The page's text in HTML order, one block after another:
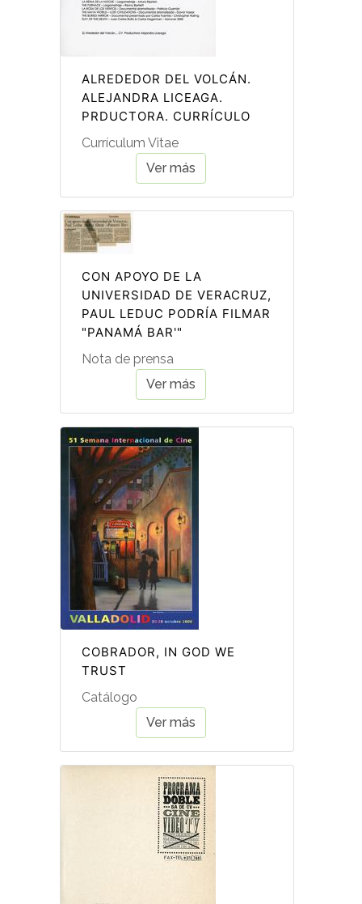
ALREDEDOR DEL VOLCÁN.
ALEJANDRA LICEAGA.
PRDUCTORA. CURRÍCULO
Currículum Vitae
Ver más
CON APOYO DE LA
UNIVERSIDAD DE VERACRUZ,
PAUL LEDUC PODRÍA FILMAR
"PANAMÁ BAR'"
Nota de prensa
Ver más
COBRADOR, IN GOD WE
TRUST
Catálogo
Ver más